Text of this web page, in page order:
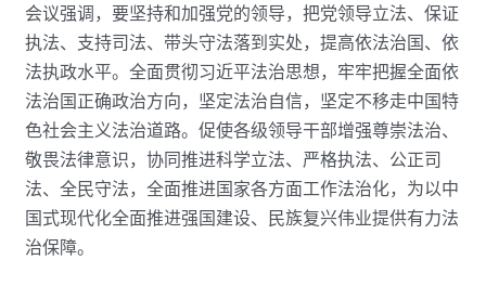
会议强调，要坚持和加强党的领导，把党领导立法、保证
执法、支持司法、带头守法落到实处，提高依法治国、依
法执政水平。全面贯彻习近平法治思想，牢牢把握全面依
法治国正确政治方向，坚定法治自信，坚定不移走中国特
色社会主义法治道路。促使各级领导干部增强尊崇法治、
敬畏法律意识，协同推进科学立法、严格执法、公正司
法、全民守法，全面推进国家各方面工作法治化，为以中
国式现代化全面推进强国建设、民族复兴伟业提供有力法
治保障。